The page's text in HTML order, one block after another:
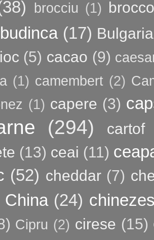
brocciu (1)
budinca (17) Bulgaria
(5) cacao (9)
(1) camembert (2)
(1) capere (3)
(294)
cartof
(13) ceai (11)
(52) cheddar (7)
China (24)
Cipru (2) cirese (15)